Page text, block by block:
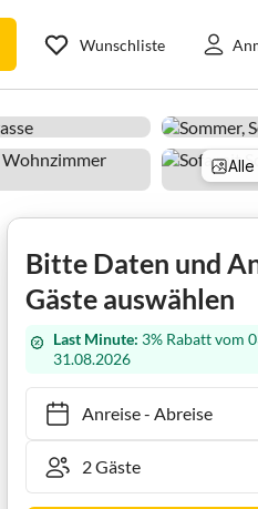
Wunschliste
Bitte Daten und
Gäste auswählen
Last Minute: 3% Rabatt vom
31.08.2026
Anreise- Abreise